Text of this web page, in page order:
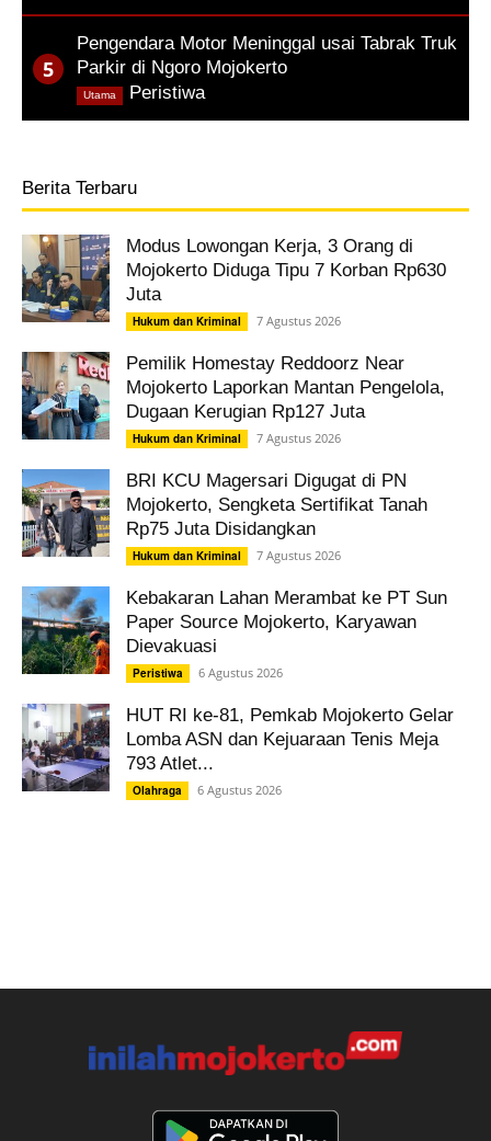
Pengendara Motor Meninggal usai Tabrak Truk
Parkir di Ngoro Mojokerto
Peristiwa,
Utama
Berita Terbaru
Modus Lowongan Kerja, 3 Orang di
Mojokerto Diduga Tipu 7 Korban Rp630
Juta
Hukum dan Kriminal 7 Agustus 2026
Pemilik Homestay Reddoorz Near
Mojokerto Laporkan Mantan Pengelola,
Dugaan Kerugian Rp127 Juta
Hukum dan Kriminal 7 Agustus 2026
BRI KCU Magersari Digugat di PN
Mojokerto, Sengketa Sertifikat Tanah
Rp75 Juta Disidangkan
Hukum dan Kriminal 7 Agustus 2026
Kebakaran Lahan Merambat ke PT Sun
Paper Source Mojokerto, Karyawan
Dievakuasi
Peristiwa 6 Agustus 2026
HUT RI ke-81, Pemkab Mojokerto Gelar
Lomba ASN dan Kejuaraan Tenis Meja
793 Atlet...
Olahraga 6 Agustus 2026